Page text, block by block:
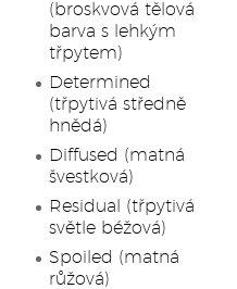
(broskvová tělová
barva s lehkým
třpytem)
Determined
(třpytivá středně
hnědá)
Diffused (matná
švestková)
Residual (třpytivá
světle béžová)
Spoiled (matná
růžová)